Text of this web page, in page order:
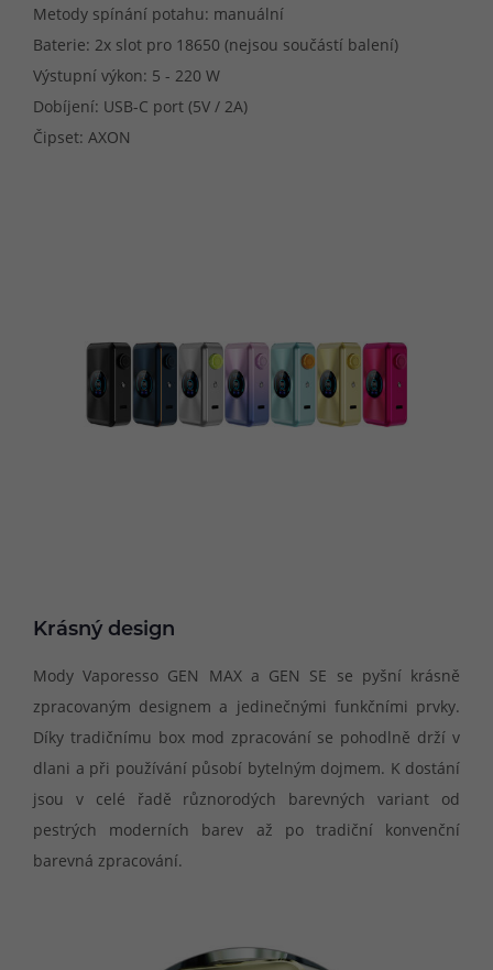
Metody spínání potahu: manuální
Baterie: 2x slot pro 18650 (nejsou součástí balení)
Výstupní výkon: 5 - 220 W
Dobíjení: USB-C port (5V / 2A)
Čipset: AXON
Krásný design
Mody Vaporesso GEN MAX a GEN SE se pyšní krásně
zpracovaným designem a jedinečnými funkčními prvky.
Díky tradičnímu box mod zpracování se pohodlně drží v
dlani a při používání působí bytelným dojmem. K dostání
jsou v celé řadě různorodých barevných variant od
pestrých moderních barev až po tradiční konvenční
barevná zpracování.